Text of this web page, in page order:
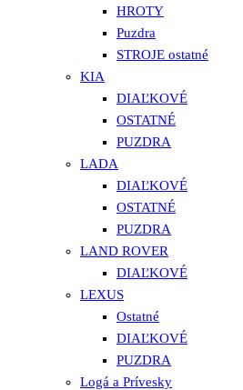
HROTY
Puzdra
STROJE ostatné
KIA
DIAĽKOVÉ
OSTATNÉ
PUZDRA
LADA
DIAĽKOVÉ
OSTATNÉ
PUZDRA
LAND ROVER
DIAĽKOVÉ
LEXUS
Ostatné
DIAĽKOVÉ
PUZDRA
Logá a Prívesky